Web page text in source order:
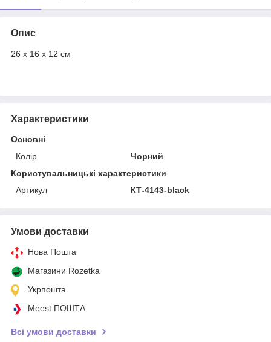
Опис
26 х 16 х 12 см
Характеристики
Основні
Колір
Чорний
Користувальницькі характеристики
Артикул
КТ-4143-black
Умови доставки
Нова Пошта
Магазини Rozetka
Укрпошта
Meest ПОШТА
Всі умови доставки